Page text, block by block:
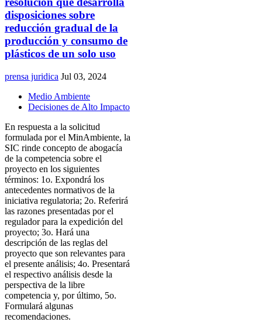
disposiciones sobre
reducción gradual de la
producción y consumo de
plásticos de un solo uso
prensa juridica Jul 03, 2024
Medio Ambiente
Decisiones de Alto Impacto
En respuesta a la solicitud
formulada por el MinAmbiente, la
SIC rinde concepto de abogacía
de la competencia sobre el
proyecto en los siguientes
términos: 1o. Expondrá los
antecedentes normativos de la
iniciativa regulatoria; 2o. Referirá
las razones presentadas por el
regulador para la expedición del
proyecto; 3o. Hará una
descripción de las reglas del
proyecto que son relevantes para
el presente análisis; 4o. Presentará
el respectivo análisis desde la
perspectiva de la libre
competencia y, por último, 5o.
Formulará algunas
recomendaciones.